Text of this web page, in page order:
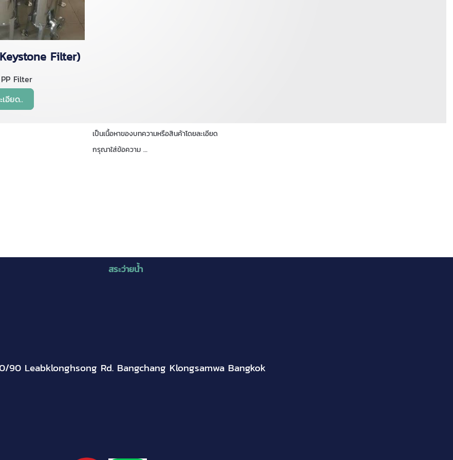
Filter)
Filter
อียด..
เป็นเนื้อหาของบทความหรือสินค้าโดยละเอียด
กรุณาใส่ข้อความ …
สระว่ายน้ำ
90 Leabklonghsong Rd. Bangchang Klongsamwa Bangkok